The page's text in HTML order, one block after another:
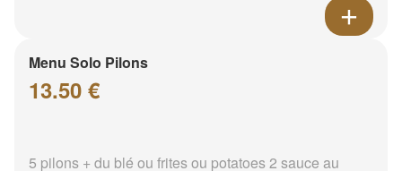
Menu Solo Pilons
13.50 €
5 pilons + du blé ou frites ou potatoes 2 sauce au